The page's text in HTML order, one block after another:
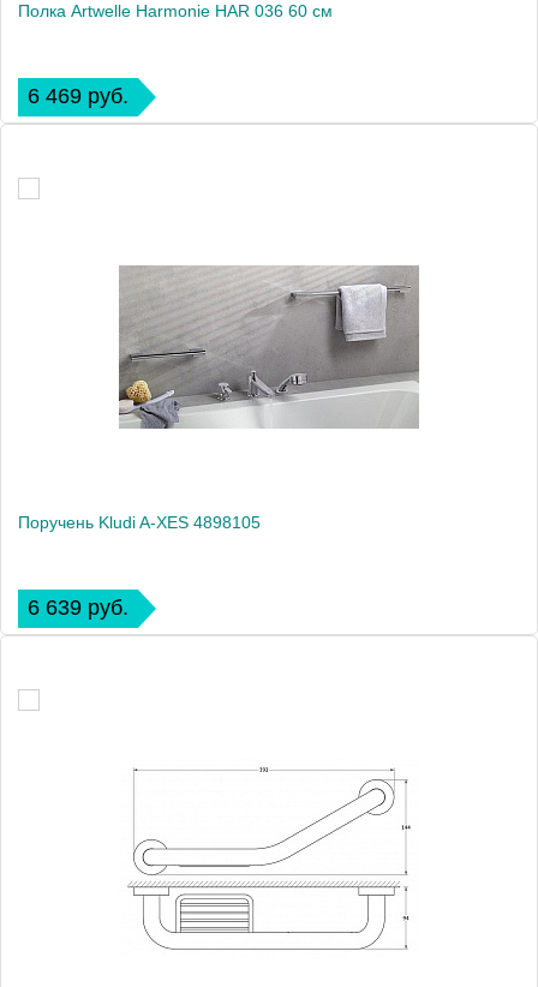
Полка Artwelle Harmonie HAR 036 60 см
6 469 руб.
Поручень Kludi A-XES 4898105
6 639 руб.